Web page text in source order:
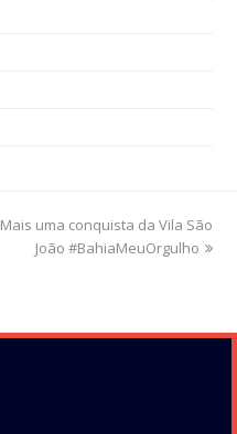
next
post:
Mais uma conquista da Vila São
João #BahiaMeuOrgulho